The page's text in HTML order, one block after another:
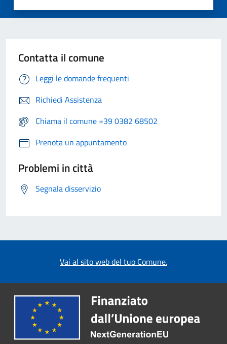
Contatta il comune
Leggi le domande frequenti
Richiedi Assistenza
Chiama il comune +39 0382 68502
Prenota un appuntamento
Problemi in città
Segnala disservizio
Vai al sito web del tuo Comune.